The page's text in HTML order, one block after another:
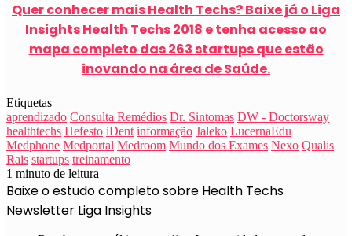
Quer conhecer mais Health Techs? Baixe já o Liga
Insights Health Techs 2018 e tenha acesso ao
mapa completo das 263 startups que estão
inovando na área de Saúde.
Etiquetas
aprendizado Consulta Remédios Dr. Sintomas DW - Doctorsway
healthtechs Hefesto iDent informação Jaleko LucernaEdu
Medphone Medportal Medroom Mundo dos Exames Nexo Qualis
Rais startups treinamento
1 minuto de leitura
Baixe o estudo completo sobre Health Techs
Newsletter Liga Insights